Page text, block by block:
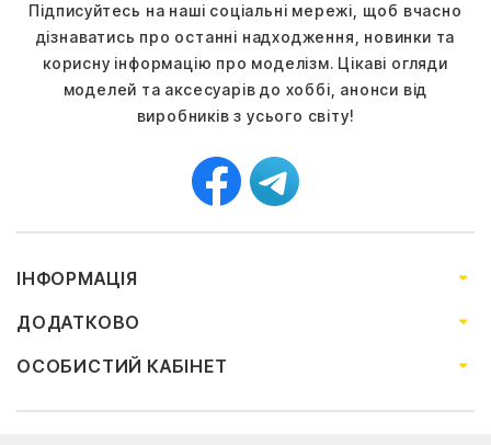
Підписуйтесь на наші соціальні мережі, щоб вчасно
дізнаватись про останні надходження, новинки та
корисну інформацію про моделізм. Цікаві огляди
моделей та аксесуарів до хоббі, анонси від
виробників з усього світу!
ІНФОРМАЦІЯ
ДОДАТКОВО
ОСОБИСТИЙ КАБІНЕТ